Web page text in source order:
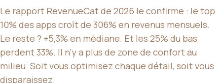
Le rapport RevenueCat de 2026 le confirme : le top
10% des apps croît de 306% en revenus mensuels.
Le reste ? +5,3% en médiane. Et les 25% du bas
perdent 33%. Il n’y a plus de zone de confort au
milieu. Soit vous optimisez chaque détail, soit vous
disparaissez.